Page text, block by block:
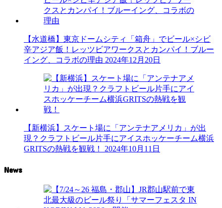
【水道橋】東京ドームシティ「箱舟」でビール×シビ
辛アジア飯！レッツビアワークスとカンパイ！ブルー
イング、コラボの理由 2024年12月20日
【新横浜】スケート場に「アンテナアメリカ」が出
現？クラフトビール片手にアイスホッケーチーム横浜
GRITSの熱戦を観戦！
2024年10月11日
News